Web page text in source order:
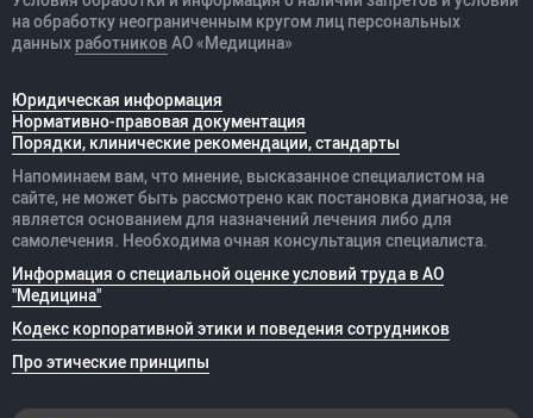
на обработку неограниченным кругом лиц персональных
данных работников АО «Медицина»
Юридическая информация
Нормативно-правовая документация
Порядки, клинические рекомендации, стандарты
Напоминаем вам, что мнение, высказанное специалистом на
сайте, не может быть рассмотрено как постановка диагноза, не
является основанием для назначений лечения либо для
самолечения. Необходима очная консультация специалиста.
Информация о специальной оценке условий труда в АО
"Медицина"
Кодекс корпоративной этики и поведения сотрудников
Про этические принципы